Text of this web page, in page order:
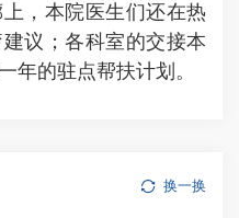
，本院医生们还在热
议；各科室的交接本
年的驻点帮扶计划。
换一换